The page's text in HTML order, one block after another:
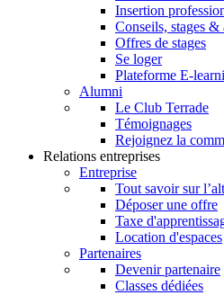
Insertion
Conseils, stages &
Offres de stages
Se loger
Plateforme E-
Alumni
Le Club Terrade
Témoignages
Rejoignez la
Relations entreprises
Entreprise
Tout savoir sur
Déposer une offre
Taxe
Location d'espaces
Partenaires
Devenir partenaire
Classes dédiées